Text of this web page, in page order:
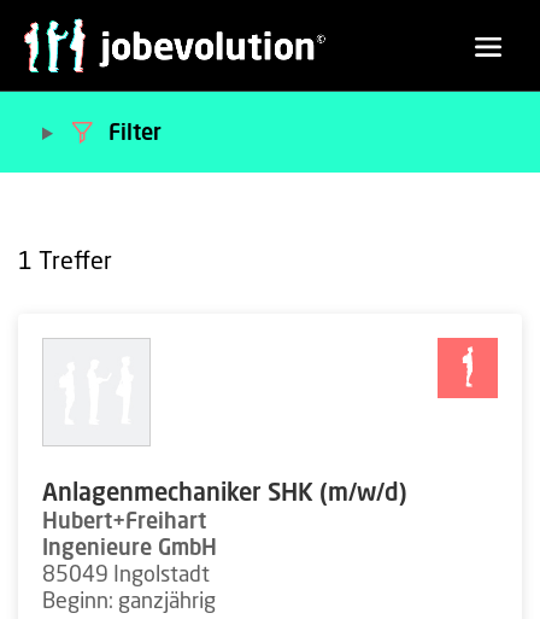
Filter
1 Treffer
Anlagenmechaniker SHK (m/w/d)
Hubert+Freihart
Ingenieure GmbH
85049 Ingolstadt
Beginn: ganzjährig